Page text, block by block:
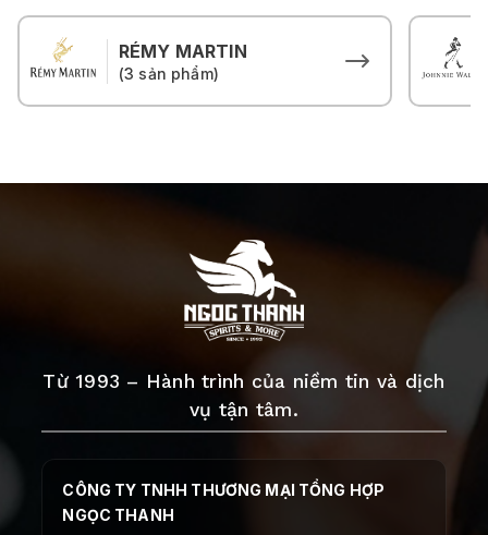
RÉMY MARTIN
(3 sản phẩm)
Từ 1993 – Hành trình của niềm tin và dịch
vụ tận tâm.
CÔNG TY TNHH THƯƠNG MẠI TỔNG HỢP
NGỌC THANH